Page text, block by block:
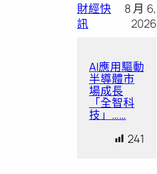
財經快
訊
8 月 6,
2026
AI應用驅動
半導體市
場成長
「全智科
技」……
241